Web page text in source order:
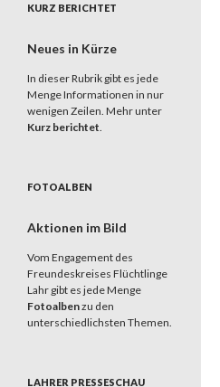
KURZ BERICHTET
Neues in Kürze
In dieser Rubrik gibt es jede
Menge Informationen in nur
wenigen Zeilen. Mehr unter
Kurz berichtet.
FOTOALBEN
Aktionen im Bild
Vom Engagement des
Freundeskreises Flüchtlinge
Lahr gibt es jede Menge
Fotoalbenzu den
unterschiedlichsten Themen.
LAHRER PRESSESCHAU